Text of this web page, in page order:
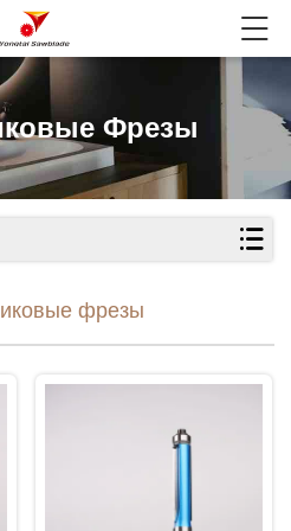
Фрезы
фрезы